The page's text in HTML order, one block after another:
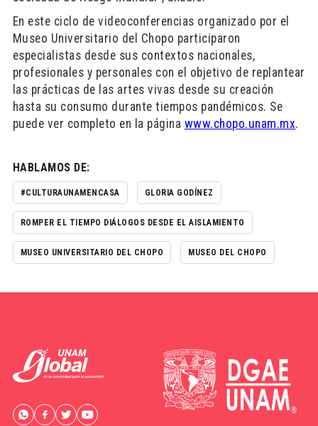
En este ciclo de videoconferencias organizado por el
Museo Universitario del Chopo participaron
especialistas desde sus contextos nacionales,
profesionales y personales con el objetivo de replantear
las prácticas de las artes vivas desde su creación
hasta su consumo durante tiempos pandémicos. Se
puede ver completo en la página www.chopo.unam.mx.
HABLAMOS DE:
#CULTURAUNAMENCASA GLORIA GODÍNEZ
ROMPER EL TIEMPO DIÁLOGOS DESDE EL AISLAMIENTO
MUSEO UNIVERSITARIO DEL CHOPO MUSEO DEL CHOPO